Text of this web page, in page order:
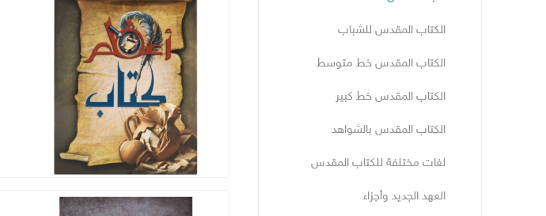
الكتاب المقدس للشباب
الكتاب المقدس خط متوسط
الكتاب المقدس خط كبير
الكتاب المقدس بالشواهد
لغات مختلفة للكتاب المقدس
العهد الجديد وأجزاء